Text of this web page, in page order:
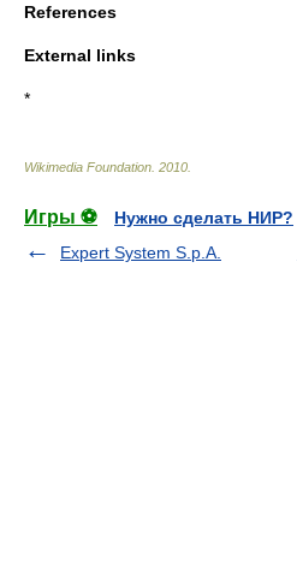
References
External links
*
Wikimedia Foundation 2010
Игры ⚽
Нужно сделать НИР?
Expert System S.p.A.